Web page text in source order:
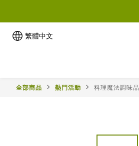
繁體中文
全部商品 熱門活動 料理魔法調味品